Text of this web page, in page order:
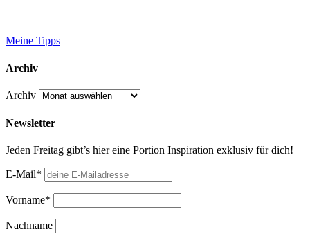
Meine Tipps
Archiv
Archiv
Newsletter
Jeden Freitag gibt’s hier eine Portion Inspiration exklusiv für dich!
E-Mail*
Vorname*
Nachname